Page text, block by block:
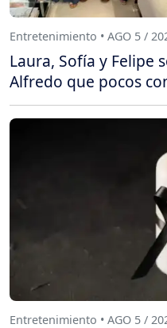
Entretenimiento • AGO 5 /
Laura, Sofía y Felipe
Alfredo que pocos
Entretenimiento • AGO 5 /